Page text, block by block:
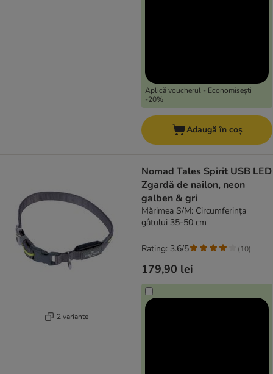
Aplică voucherul - Economisești
-20%
Adaugă în coș
2 variante
Nomad Tales Spirit USB LED
Zgardă de nailon, neon
galben & gri
Mărimea S/M: Circumferința
gâtului 35-50 cm
179,90 lei
Rating: 3.6/5 (10)